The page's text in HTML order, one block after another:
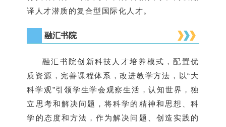
译人才潜质的复合型国际化人才。
融汇书院
融汇书院创新科技人才培养模式，配置优
质资源，完善课程体系，改进教学方法，以“大
科学观”引领学生学会观察生活，认知世界，独
立思考和解决问题，将科学的精神和思想、科
学的态度和方法，作为解决问题、创造实践的